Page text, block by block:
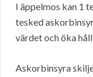
I äppelmos kan 1
tesked
värdet och öka
Askorbinsyra